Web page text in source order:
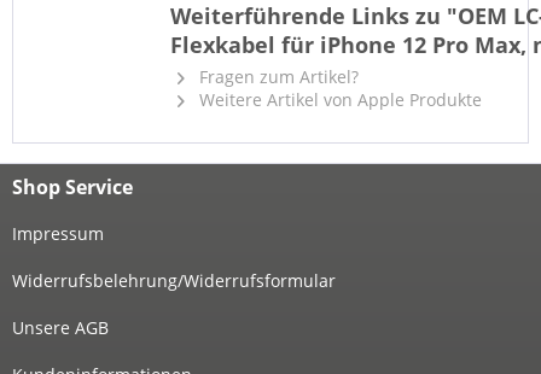
Weiterführende Links zu "OEM
Flexkabel für iPhone 12 Pro Max,
Fragen zum Artikel?
Weitere Artikel von Apple Produkte
Shop Service
Impressum
Widerrufsbelehrung/Widerrufsformular
Unsere AGB